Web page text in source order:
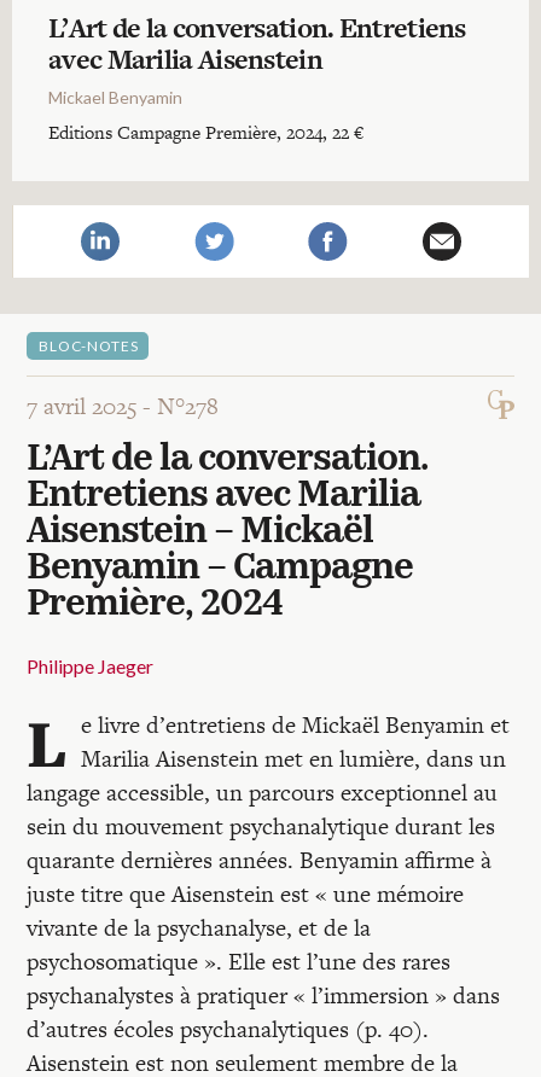
Entretiens
Revues
Colloque
Mon panier
L’Art de la conversation. Entretiens
avec Marilia Aisenstein
Mickael Benyamin
Editions Campagne Première, 2024, 22 €
BLOC-NOTES
7 avril 2025 -N°278
L’Art de la conversation.
Entretiens avec Marilia
Aisenstein – Mickaël
Benyamin – Campagne
Première, 2024
Philippe Jaeger
L e livre d’entretiens de Mickaël Benyamin et
Marilia Aisenstein met en lumière, dans un
langage accessible, un parcours exceptionnel au
sein du mouvement psychanalytique durant les
quarante dernières années. Benyamin affirme à
juste titre que Aisenstein est « une mémoire
vivante de la psychanalyse, et de la
psychosomatique ». Elle est l’une des rares
psychanalystes à pratiquer « l’immersion » dans
d’autres écoles psychanalytiques (p. 40).
Aisenstein est non seulement membre de la